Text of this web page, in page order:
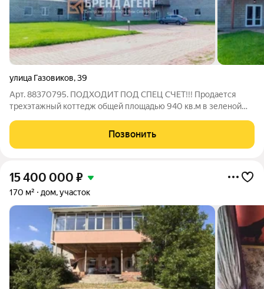
улица Газовиков,39
Арт. 88370795. ПОДХОДИТ ПОД СПЕЦ СЧЕТ!!! Продается
трехэтажный коттедж общей площадью 940 кв.м в зеленой
самых живописных мест нашего города. Все
коммуникации:электричество 220 и 380 В, газ,
Позвонить
15 400 000 ₽
170 м² дом, участок